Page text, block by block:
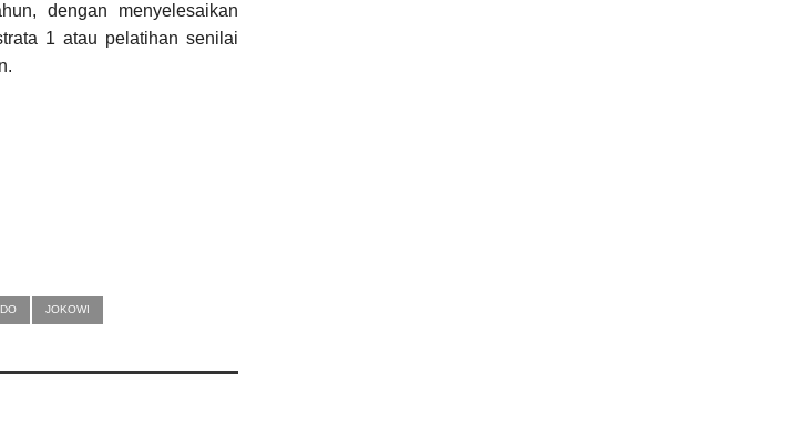
dengan menyelesaikan
1 atau pelatihan senilai
JOKOWI